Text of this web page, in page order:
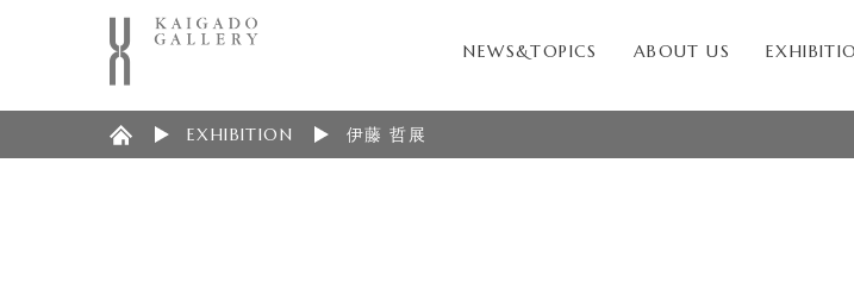
NEWS&TOPICS ABOUT US
EXHIBITION 伊藤 哲展